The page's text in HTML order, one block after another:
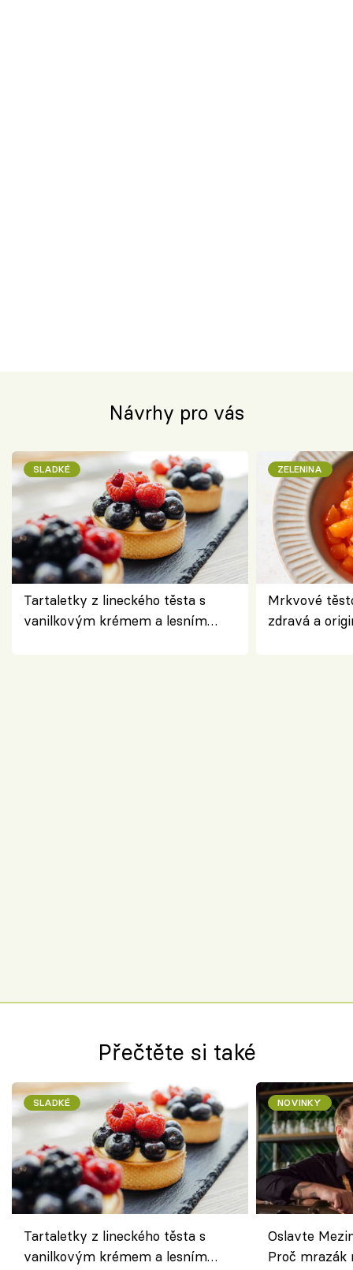
Návrhy pro vás
SLADKÉ
Tartaletky z lineckého těsta s
vanilkovým krémem a lesním
ZELENINA
Mrkvové
zdravá a
Přečtěte si také
SLADKÉ
Tartaletky z lineckého těsta s
vanilkovým krémem a lesním
NOVINKY
Oslavte
Proč